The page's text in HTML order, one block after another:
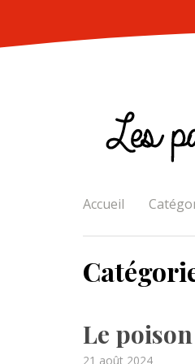
content
Accueil
Le
Posted
21 août 2024